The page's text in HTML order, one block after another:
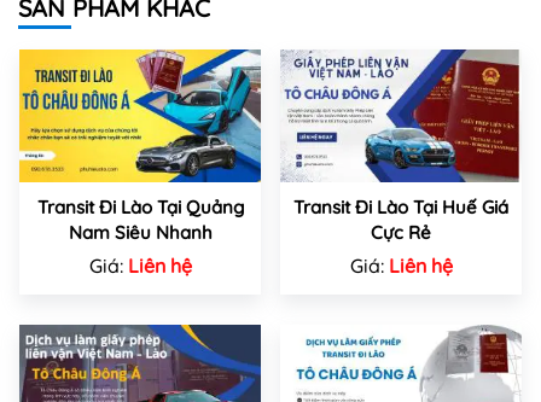
SẢN PHẨM KHÁC
Transit Đi Lào Tại Quảng
Nam Siêu Nhanh
Giá: Liên hệ
Transit Đi Lào Tại Huế Giá
Cực Rẻ
Giá: Liên hệ